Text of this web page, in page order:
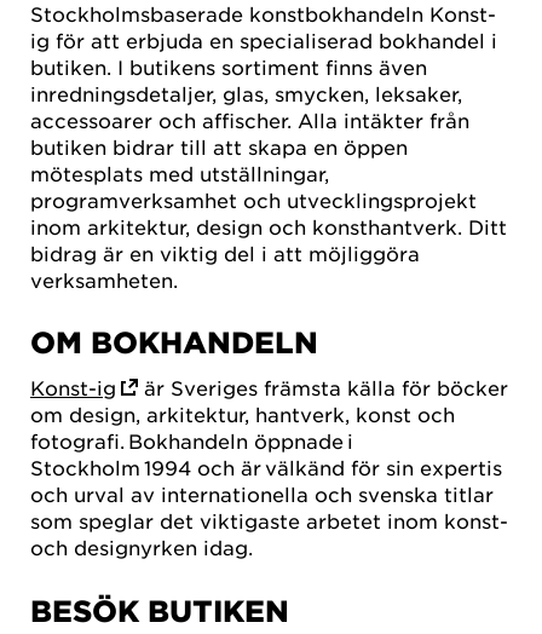
Stockholmsbaserade konstbokhandeln Konst-
ig för att erbjuda en specialiserad bokhandel i
butiken. I butikens sortiment finns även
inredningsdetaljer, glas, smycken, leksaker,
accessoarer och affischer. Alla intäkter från
butiken bidrar till att skapa en öppen
mötesplats med utställningar,
programverksamhet och utvecklingsprojekt
inom arkitektur, design och konsthantverk. Ditt
bidrag är en viktig del i att möjliggöra
verksamheten.
OM BOKHANDELN
Konst-ig
är Sveriges främsta källa för böcker
om design, arkitektur, hantverk, konst och
fotografi. Bokhandeln öppnade i
Stockholm 1994 och är välkänd för sin expertis
och urval av internationella och svenska titlar
som speglar det viktigaste arbetet inom konst-
och designyrken idag.
BESÖK BUTIKEN